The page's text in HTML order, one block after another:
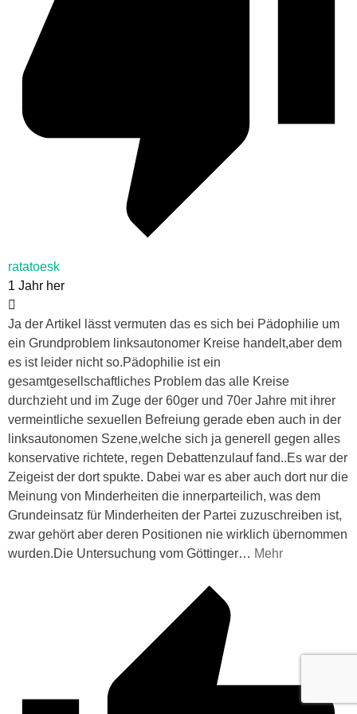
ratatoesk
1 Jahr her
Ja der Artikel lässt vermuten das es sich bei Pädophilie um
ein Grundproblem linksautonomer Kreise handelt,aber dem
es ist leider nicht so.Pädophilie ist ein
gesamtgesellschaftliches Problem das alle Kreise
durchzieht und im Zuge der 60ger und 70er Jahre mit ihrer
vermeintliche sexuellen Befreiung gerade eben auch in der
linksautonomen Szene,welche sich ja generell gegen alles
konservative richtete, regen Debattenzulauf fand..Es war der
Zeigeist der dort spukte. Dabei war es aber auch dort nur die
Meinung von Minderheiten die innerparteilich, was dem
Grundeinsatz für Minderheiten der Partei zuzuschreiben ist,
zwar gehört aber deren Positionen nie wirklich übernommen
wurden.Die Untersuchung vom Göttinger… Mehr